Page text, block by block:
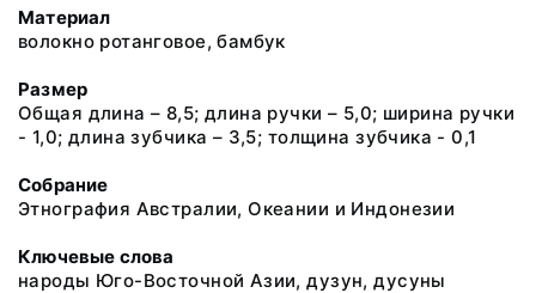
Материал
волокно ротанговое, бамбук
Размер
Общая длина – 8,5; длина ручки – 5,0; ширина ручки
- 1,0; длина зубчика – 3,5; толщина зубчика - 0,1
Собрание
Этнография Австралии, Океании и Индонезии
Ключевые слова
народы Юго-Восточной Азии, дузун, дусуны